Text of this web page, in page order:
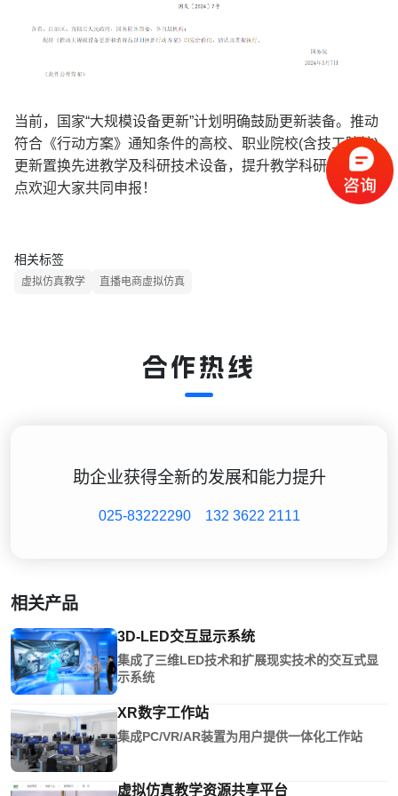
当前，国家“大规模设备更新”计划明确鼓励更新装备。推动
符合《行动方案》通知条件的高校、职业院校(含技工院校)
更新置换先进教学及科研技术设备，提升教学科研水平。恒
点欢迎大家共同申报！
相关标签
虚拟仿真教学 直播电商虚拟仿真
合作热线
助企业获得全新的发展和能力提升
025-83222290 132 3622 2111
相关产品
3D-LED交互显示系统
集成了三维LED技术和扩展现实技术的交互式显
示系统
XR数字工作站
集成PC/VR/AR装置为用户提供一体化工作站
虚拟仿真教学资源共享平台